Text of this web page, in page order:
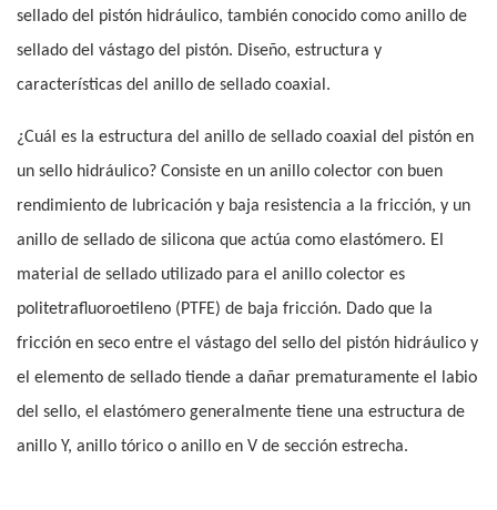
sellado del pistón hidráulico, también conocido como anillo de
sellado del vástago del pistón. Diseño, estructura y
características del anillo de sellado coaxial.
¿Cuál es la estructura del anillo de sellado coaxial del pistón en
un sello hidráulico? Consiste en un anillo colector con buen
rendimiento de lubricación y baja resistencia a la fricción, y un
anillo de sellado de silicona que actúa como elastómero. El
material de sellado utilizado para el anillo colector es
politetrafluoroetileno (PTFE) de baja fricción. Dado que la
fricción en seco entre el vástago del sello del pistón hidráulico y
el elemento de sellado tiende a dañar prematuramente el labio
del sello, el elastómero generalmente tiene una estructura de
anillo Y, anillo tórico o anillo en V de sección estrecha.